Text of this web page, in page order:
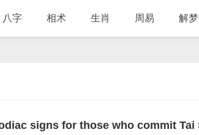
八字 相术 生肖 周易 解梦